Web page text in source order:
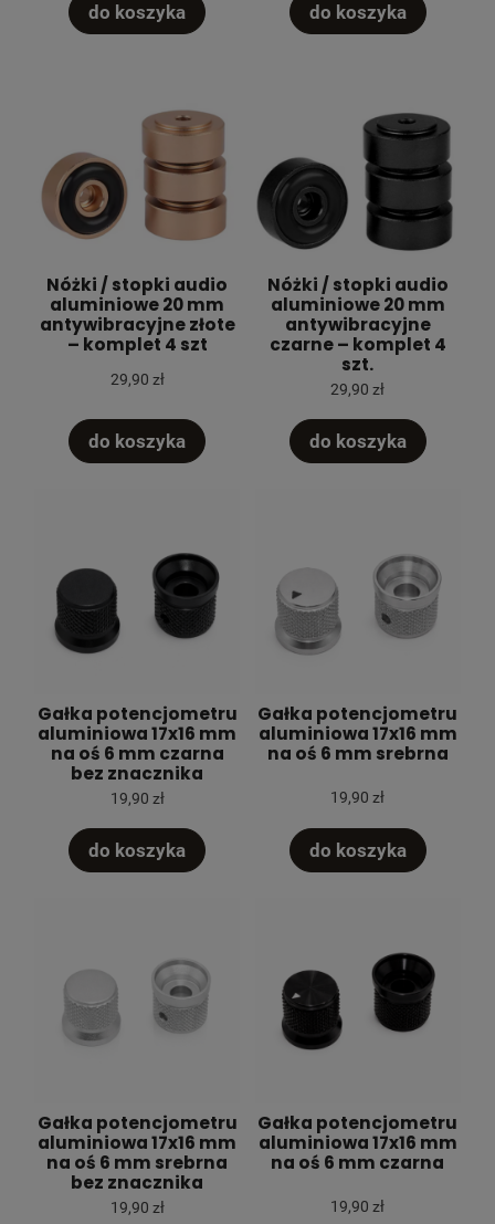
do koszyka do koszyka
Nóżki / stopki audio
aluminiowe 20 mm
antywibracyjne złote
– komplet 4 szt
29,90 zł
do koszyka
Nóżki / stopki audio
aluminiowe 20 mm
antywibracyjne
czarne – komplet 4
szt.
29,90 zł
do koszyka
Gałka potencjometru
aluminiowa 17x16 mm
na oś 6 mm czarna
bez znacznika
19,90 zł
do koszyka
Gałka potencjometru
aluminiowa 17x16 mm
na oś 6 mm srebrna
19,90 zł
do koszyka
Gałka potencjometru
aluminiowa 17x16 mm
na oś 6 mm srebrna
bez znacznika
19,90 zł
Gałka potencjometru
aluminiowa 17x16 mm
na oś 6 mm czarna
19,90 zł